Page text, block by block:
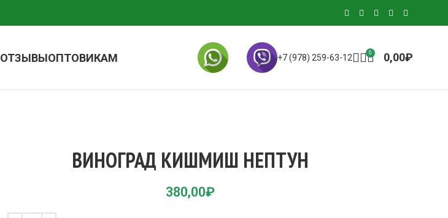
ОТЗЫВЫОПТОВИКАМ +7 (978) 259-63-12 0 0,00₽
ВИНОГРАД КИШМИШ НЕПТУН
380,00₽